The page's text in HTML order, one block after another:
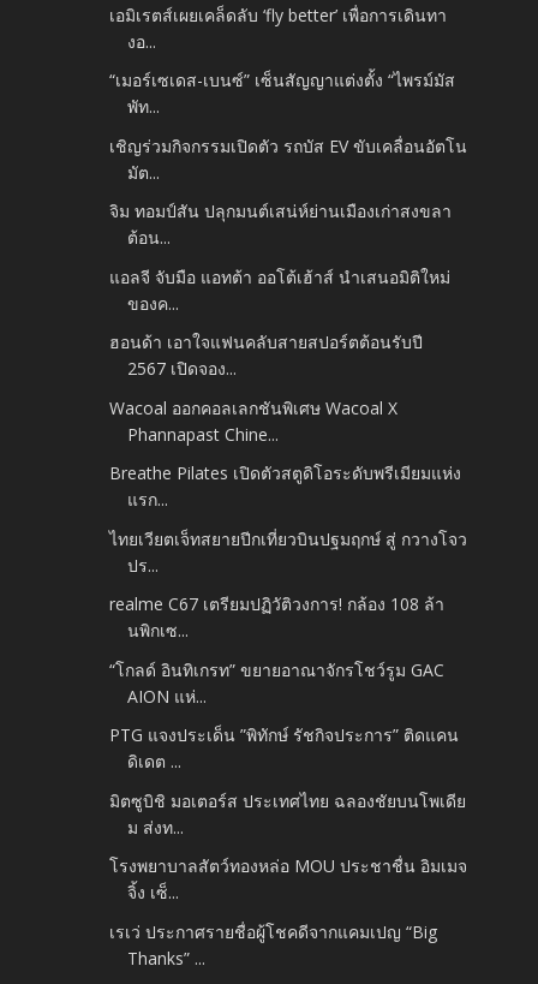
เอมิเรตส์เผยเคล็ดลับ ‘fly better’ เพื่อการเดินทา
งอ...
“เมอร์เซเดส-เบนซ์” เซ็นสัญญาแต่งตั้ง “ไพรม์มัส
พัท...
เชิญร่วมกิจกรรมเปิดตัว รถบัส EV ขับเคลื่อนอัตโน
มัต...
จิม ทอมป์สัน ปลุกมนต์เสน่ห์ย่านเมืองเก่าสงขลา
ต้อน...
แอลจี จับมือ แอทต้า ออโต้เฮ้าส์ นำเสนอมิติใหม่
ของค...
ฮอนด้า เอาใจแฟนคลับสายสปอร์ตต้อนรับปี
2567 เปิดจอง...
Wacoal ออกคอลเลกชันพิเศษ Wacoal X
Phannapast Chine...
Breathe Pilates เปิดตัวสตูดิโอระดับพรีเมียมแห่ง
แรก...
ไทยเวียตเจ็ทสยายปีกเที่ยวบินปฐมฤกษ์ สู่ กวางโจว
ปร...
realme C67 เตรียมปฏิวัติวงการ! กล้อง 108 ล้า
นพิกเซ...
“โกลด์ อินทิเกรท” ขยายอาณาจักรโชว์รูม GAC
AION แห่...
PTG แจงประเด็น ”พิทักษ์ รัชกิจประการ” ติดแคน
ดิเดต ...
มิตซูบิชิ มอเตอร์ส ประเทศไทย ฉลองชัยบนโพเดีย
ม ส่งท...
โรงพยาบาลสัตว์ทองหล่อ MOU ประชาชื่น อิมเมจ
จิ้ง เซ็...
เรเว่ ประกาศรายชื่อผู้โชคดีจากแคมเปญ “Big
Thanks” ...